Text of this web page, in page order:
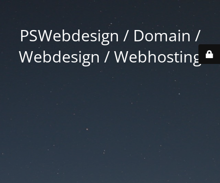
PSWebdesign / Domain /
Webdesign / Webhosting